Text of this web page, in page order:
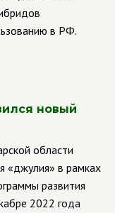
в РФ.
новый
области
«джулия» в рамках
развития
2022 года